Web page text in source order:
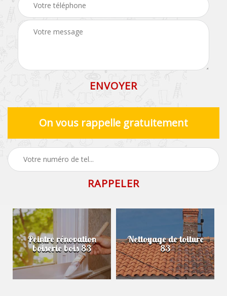
On vous rappelle gratuitement
Peintre rénovation
boiserie bois 83
Nettoyage de toiture
83